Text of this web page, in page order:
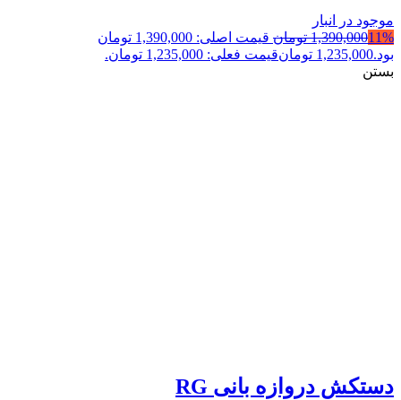
موجود در انبار
11%
1,390,000 تومان
قیمت اصلی: 1,390,000 تومان
بود.1,235,000 تومانقیمت فعلی: 1,235,000 تومان.
بستن
دستکش دروازه بانی RG